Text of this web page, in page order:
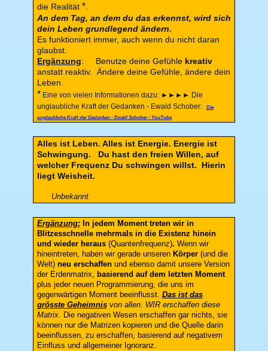
die Realität *.
An dem Tag, an dem du das erkennst, wird sich
dein Leben grundlegend ändern.
Es funktioniert immer, auch wenn du nicht daran
glaubst.
Ergänzung: Benutze deine Gefühle kreativ
anstatt reaktiv. Ändere deine Gefühle, ändere dein
Leben.
*Eine von vielen Informationen dazu: ►►►► Die
unglaubliche Kraft der Gedanken - Ewald Schober:
Die
unglaubliche Kraft der Gedanken - Ewald Schober - YouTube
Alles ist Leben. Alles ist Energie. Energie ist
Schwingung. Du hast den freien Willen, auf
welcher Frequenz Du schwingen willst.
Hierin
liegt Weisheit.
Unbekannt
Ergänzung:In jedem Moment treten wir in
Blitzesschnelle mehrmals in die Existenz hinein
und wieder heraus (Quantenfrequenz). Wenn wir
hineintreten, haben wir gerade unseren Körper(und die
Welt) neu erschaffenund ebenso damit unsere Version
der Erdenmatrix, basierend auf dem letzten Moment
plus jeder neuen Programmierung, die uns im
gegenwärtigen Moment beeinflusst. Das ist das
grösste Geheimnis von allen. WIR erschaffen diese
Matrix. Die negativen Wesen erschaffen gar nichts, sie
können nur die Matrizen kopieren und die Quelle darin
beeinflussen, zu erschaffen, basierend auf negativem
Einfluss und allgemeiner Ignoranz.